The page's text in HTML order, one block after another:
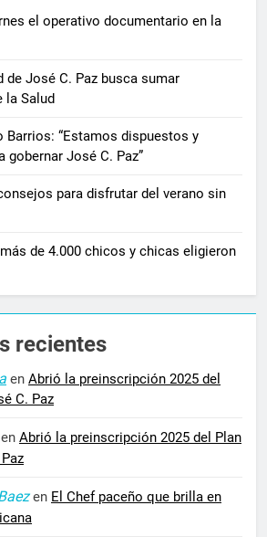
el operativo documentario en la
de José C. Paz busca sumar
la Salud
Barrios: “Estamos dispuestos y
gobernar José C. Paz”
para disfrutar del verano sin
de 4.000 chicos y chicas eligieron
recientes
en Abrió la preinscripción 2025 del
C. Paz
Abrió la preinscripción 2025 del Plan
en El Chef paceño que brilla en